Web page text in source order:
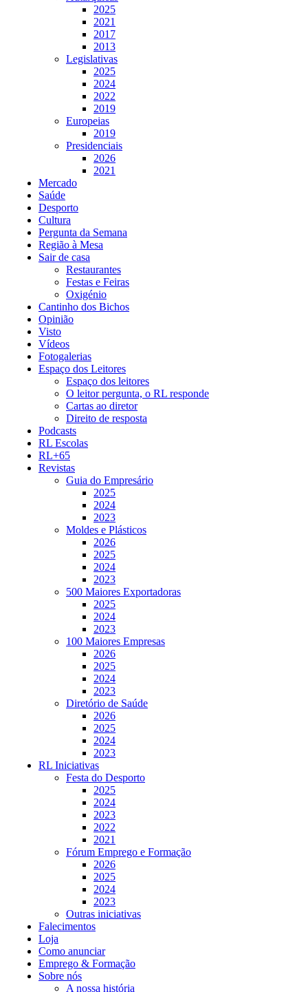
2025
2021
2017
2013
Legislativas
2025
2024
2022
2019
Europeias
2019
Presidenciais
2026
2021
Mercado
Saúde
Desporto
Cultura
Pergunta da Semana
Região à Mesa
Sair de casa
Restaurantes
Festas e Feiras
Oxigénio
Cantinho dos Bichos
Opinião
Visto
Vídeos
Fotogalerias
Espaço dos Leitores
Espaço dos leitores
O leitor pergunta, o RL responde
Cartas ao diretor
Direito de resposta
Podcasts
RL Escolas
RL+65
Revistas
Guia do Empresário
2025
2024
2023
Moldes e Plásticos
2026
2025
2024
2023
500 Maiores Exportadoras
2025
2024
2023
100 Maiores Empresas
2026
2025
2024
2023
Diretório de Saúde
2026
2025
2024
2023
RL Iniciativas
Festa do Desporto
2025
2024
2023
2022
2021
Fórum Emprego e Formação
2026
2025
2024
2023
Outras iniciativas
Falecimentos
Loja
Como anunciar
Emprego & Formação
Sobre nós
A nossa história